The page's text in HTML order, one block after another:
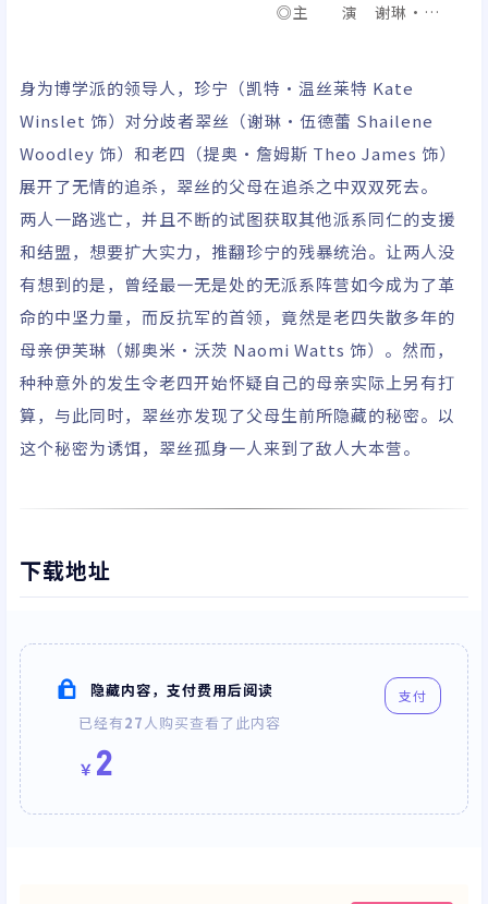
达菲尔德/阿齐瓦·高斯
◎主 演 谢琳·伍
亚·斯宾瑟/杰·科特
尼/佐伊·克罗维兹/迈
尔斯·特勒/安塞尔·艾
尔高特/李美琪/娜奥米
·沃茨/梅奇·费法/贾
斯蒂斯·利克
身为博学派的领导人，珍宁（凯特·温丝莱特 Kate
Winslet 饰）对分歧者翠丝（谢琳·伍德蕾 Shailene
Woodley 饰）和老四（提奥·詹姆斯 Theo James 饰）
展开了无情的追杀，翠丝的父母在追杀之中双双死去。
两人一路逃亡，并且不断的试图获取其他派系同仁的支援
和结盟，想要扩大实力，推翻珍宁的残暴统治。让两人没
有想到的是，曾经最一无是处的无派系阵营如今成为了革
命的中坚力量，而反抗军的首领，竟然是老四失散多年的
母亲伊芙琳（娜奥米·沃茨 Naomi Watts 饰）。然而，
种种意外的发生令老四开始怀疑自己的母亲实际上另有打
算，与此同时，翠丝亦发现了父母生前所隐藏的秘密。以
这个秘密为诱饵，翠丝孤身一人来到了敌人大本营。
下载地址
隐藏内容，支付费用后阅读
已经有27人购买查看了此内容
￥ 2
支付